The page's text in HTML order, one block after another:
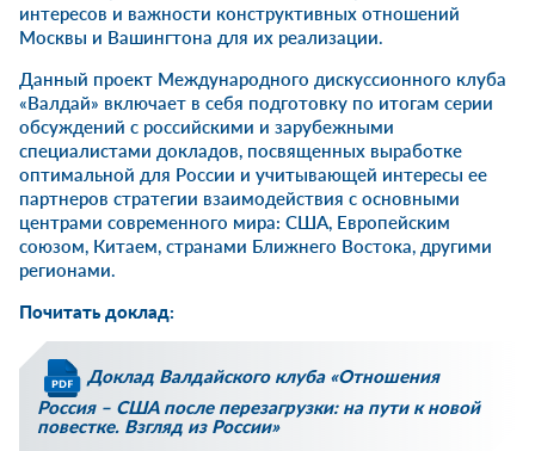
интересов и важности конструктивных отношений
Москвы и Вашингтона для их реализации.
Данный проект Международного дискуссионного клуба
«Валдай» включает в себя подготовку по итогам серии
обсуждений с российскими и зарубежными
специалистами докладов, посвященных выработке
оптимальной для России и учитывающей интересы ее
партнеров стратегии взаимодействия с основными
центрами современного мира: США, Европейским
союзом, Китаем, странами Ближнего Востока, другими
регионами.
Почитать доклад:
Доклад Валдайского клуба «Отношения
Россия – США после перезагрузки: на пути к новой
повестке. Взгляд из России»